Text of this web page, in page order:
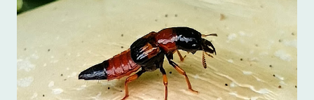
úgy teszem, hogy bele se gondolok, hogy ezzel kárt
okozhatok, amikor például a begyűjtött értékes életeket
elpazarolom, hálátlanul és tiszteletlenül bánok velük, nem
viselem a gondját, nem a rendeltetésének megfelelően
hasznosítom, hagyom kárba veszni, akkor az...